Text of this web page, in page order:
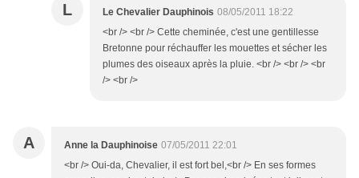
L Le Chevalier Dauphinois 08/05/2011 18:22
<br /> <br /> Cette cheminée, c'est une gentillesse
Bretonne pour réchauffer les mouettes et sécher les
plumes des oiseaux après la pluie. <br /> <br /> <br
/> <br />
A Anne la Dauphinoise 07/05/2011 22:01
<br /> Oui-da, Chevalier, il est fort bel,<br /> En ses formes